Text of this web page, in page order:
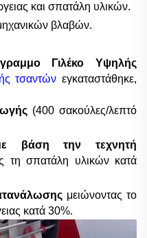
και σπατάλη υλικών.
βλαβών.
Γιλέκο Υψηλής
τσαντών εγκαταστάθηκε,
(400 σακούλες/λεπτό
βάση την τεχνητή
τη σπατάλη υλικών κατά
μειώνοντας το
κατά 30%.